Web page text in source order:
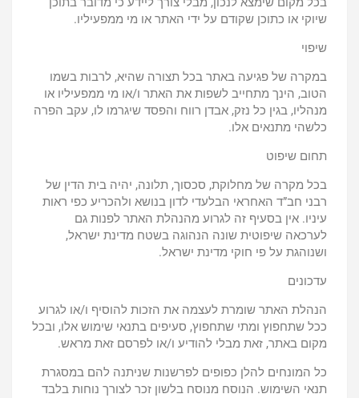
שיוקי או כתוכן שקודם על ידי האתר או מי ממפעיליו.
שיפוי
במקרה של פגיעה באתר בכל תצורה שהיא, לרבות בשמו
הטוב, הינך מתחייב לשפות את האתר ו/או מי ממפעיליו או
מנהליו, בגין כל נזק, אבדן רווח והפסד שיגרמו לו, עקב הפרה
כלשהי מתנאים אלו.
תחום שיפוט
בכל מקרה של מחלוקת, סכסוך, תלונה, יהיה בית הדין של
רבני חב”ד האחראי הבלעדי לדון בנושא ולהכריע כפי ראות
עיניו. אין בסעיף זה לגרוע מהנהלת האתר לפנות גם
לערכאה שיפוטית שונה הנהוגה בשטח מדינת ישראל,
ושנוהגת על פי חוקי מדינת ישראל.
עדכונים
הנהלת האתר שומרת לעצמה את הזכות להוסיף ו/או לגרוע
ככל שתחפוץ ומתי שתחפוץ, סעיפים בתנאי שימוש אלו, ובכל
מקום באתר, זאת מבלי להודיע ו/או לפרסם זאת מראש.
כל המונחים להלן כפופים לפרשנות שניתנה להם במסגרת
תנאי השימוש. הנוסח מנוסח בלשון זכר לצורך נוחות בלבד